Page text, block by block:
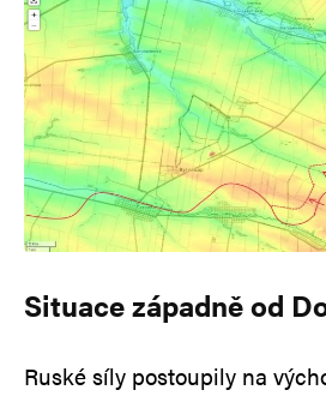
Situace západně od
Ruské síly postoupily na